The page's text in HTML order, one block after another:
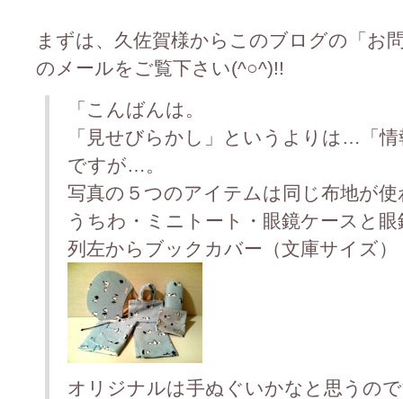
まずは、久佐賀様からこのブログの「お
のメールをご覧下さい(^○^)!!
「こんばんは。
「見せびらかし」というよりは…「
ですが…。
写真の５つのアイテムは同じ布地が
うちわ・ミニトート・眼鏡ケースと
列左からブックカバー（文庫サイズ
オリジナルは手ぬぐいかなと思うの